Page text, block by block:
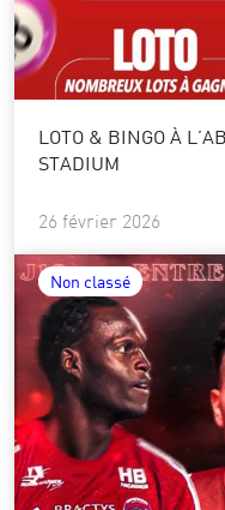
LOTO & BINGO À
STADIUM
26 février 2026
Non classé